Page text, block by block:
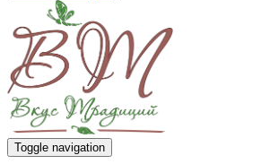
Toggle navigation